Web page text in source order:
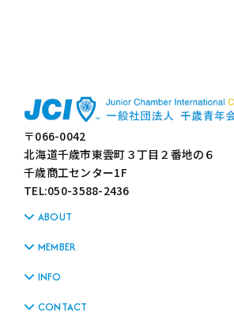
〒066-0042
北海道千歳市東雲町３丁目２番地の６
千歳商工センター1F
TEL:050-3588-2436
ABOUT
MEMBER
INFO
CONTACT